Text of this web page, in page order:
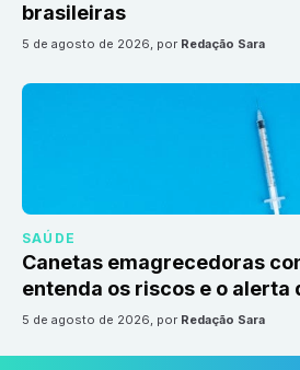
brasileiras
5 de agosto de 2026, por Redação Sara
SAÚDE
Canetas emagrecedoras
entenda os riscos e o alerta
5 de agosto de 2026, por Redação Sara